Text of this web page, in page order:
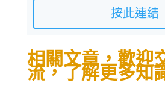
按此連結
相關文章，歡迎
流，了解更多知